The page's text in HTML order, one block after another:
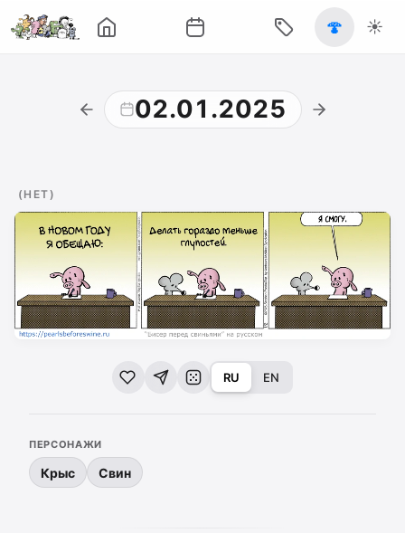
🍄 ☀️
02.01.2025
(НЕТ)
RU EN
ПЕРСОНАЖИ
Крыс Свин